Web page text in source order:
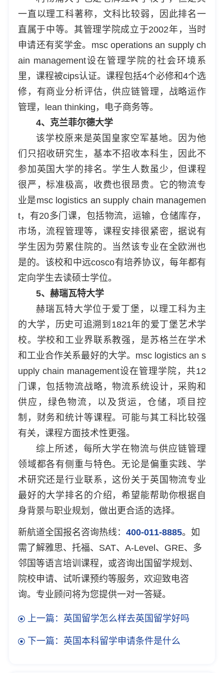
一直以理工科著称，文科比较弱，因此排名一
直属于中等。其管理学院成立于2002年，当时
申请还有奖学金。msc operations an supply ch
ain management设在管理学院的社会环境系
里，课程被cips认证。课程包括4个必修和4个选
修，有商业分析评估，供应链管理，战略运作
管理，lean thinking，电子商务等。
4、克兰菲尔德大学
该学校原来是英国皇家空军基地。因为他
们只招收研究生，基本不招收本科生，因此不
参加英国大学的排名。学生人数虽少，但课程
很严，标准极高，收费也很昂贵。它的物流专
业是msc logistics an supply chain managemen
t，有20多门课，包括物流，运输，仓储库存，
市场，流程管理等，课程安排很紧密，据说有
学生因为劳累住院的。当然该专业在全欧洲也
是的。该校和中远cosco有培养协议，每年都有
定向学生去读硕士学位。
5、赫瑞瓦特大学
赫瑞瓦特大学位于爱丁堡，以理工科为主
的大学，历史可追溯到1821年的爱丁堡艺术学
校。学校和工业界联系教强，是苏格兰在学术
和工业合作关系最好的大学。msc logistics an s
upply chain management设在管理学院，共12
门课，包括物流战略，物流系统设计，采购和
供应，绿色物流，以及货运，仓储，项目控
制，财务和统计等课程。可能与其工科比较强
有关，课程方面技术性更强。
综上所述，每所大学在物流与供应链管理
领域都各有侧重与特色。无论是偏重实践、学
术研究还是行业联系，这份关于英国物流专业
最好的大学排名的介绍，希望能帮助你根据自
身背景与职业规划，做出更合适的选择。
新航道全国报名咨询热线： 400-011-8885。如
需了解雅思、托福、SAT、A-Level、GRE、多
邻国等语言培训课程，或咨询出国留学规划、
院校申请、试听课预约等服务，欢迎致电咨
询。专业顾问将为您提供一对一答疑。
上一篇：英国留学怎么样去英国留学好吗
下一篇：英国本科留学申请条件是什么